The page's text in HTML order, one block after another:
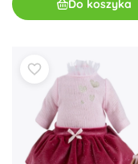
Do koszyka